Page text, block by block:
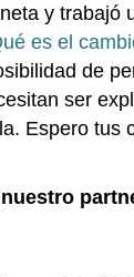
y trabajó
es el
de
ser
Espero tus